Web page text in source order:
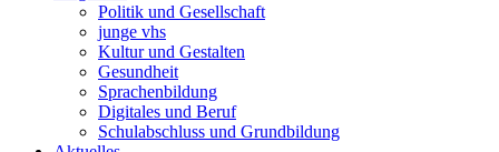
Politik und Gesellschaft
junge vhs
Kultur und Gestalten
Gesundheit
Sprachenbildung
Digitales und Beruf
Schulabschluss und Grundbildung